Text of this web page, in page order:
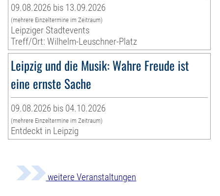
09.08.2026 bis 13.09.2026
(mehrere Einzeltermine im Zeitraum)
Leipziger Stadtevents
Treff/Ort: Wilhelm-Leuschner-Platz
Leipzig und die Musik: Wahre Freude ist
eine ernste Sache
09.08.2026 bis 04.10.2026
(mehrere Einzeltermine im Zeitraum)
Entdeckt in Leipzig
weitere Veranstaltungen